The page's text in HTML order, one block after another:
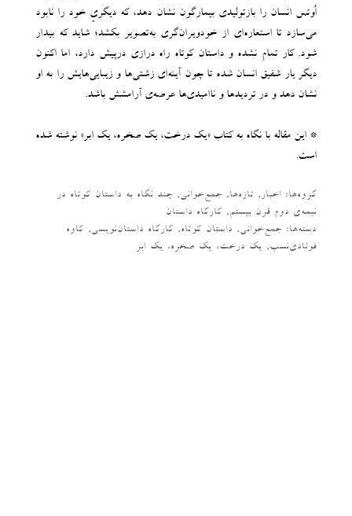
اُوتس انسان را بازتولیدی بیمارگون نشان دهد، که دیگریِ خود را نابود
می‌سازد تا استعاره‌ای از خودویران‌گری به‌تصویر بکشد؛ شاید که بیدار
شود. کار تمام نشده و داستان کوتاه راه درازی درپیش دارد، اما اکنون
دیگر یار شفیق انسان شده تا چون آینه‌ای زشتی‌ها و زیبایی‌هایش را به او
نشان دهد و در تردیدها و ناامیدی‌ها عرصه‌ی آرامشش باشد.
* این مقاله با نگاه به کتاب «یک درخت، یک صخره، یک ابر» نوشته شده
است.
گروه‌ها: اخبار, تازه‌ها, جمع‌خوانی, چند نگاه به داستان کوتاه در
نیمه‌ی دوم قرن بیستم, کارگاه داستان
دسته‌‌ها: جمع‌خوانی, داستان کوتاه, کارگاه داستان‌نویسی, کاوه
فولادی‌نسب, یک درخت، یک صخره، یک ابر